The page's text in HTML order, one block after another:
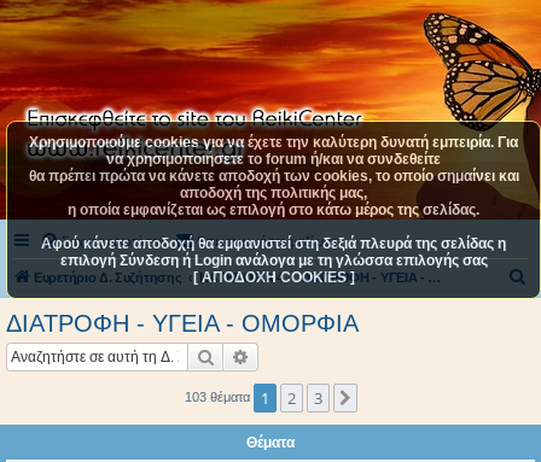
Συχνές ερωτήσεις Επικοινωνήστε μαζί μας
Ευρετήριο Δ. Συζήτησης ΚΑΤΗΓΟΡΙΑ 4 ΔΙΑΤΡΟΦΗ - ΥΓΕΙΑ - ΟΜΟΡΦΙΑ
ΔΙΑΤΡΟΦΗ - ΥΓΕΙΑ - ΟΜΟΡΦΙΑ
Αναζήτηση
103 θέματα 1 2 3
Θέματα
Χρησιμοποιούμε cookies για να έχετε την καλύτερη δυνατή εμπειρία. Για
να χρησιμοποιήσετε το forum ή/και να συνδεθείτε
θα πρέπει πρώτα να κάνετε αποδοχή των cookies, το οποίο σημαίνει και
αποδοχή της πολιτικής μας,
η οποία εμφανίζεται ως επιλογή στο κάτω μέρος της σελίδας.
Αφού κάνετε αποδοχή θα εμφανιστεί στη δεξιά πλευρά της σελίδας η
επιλογή Σύνδεση ή Login ανάλογα με τη γλώσσα επιλογής σας
[ ΑΠΟΔΟΧΗ COOKIES ]